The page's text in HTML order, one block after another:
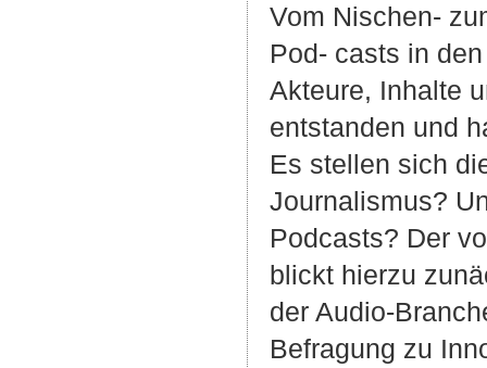
Vom Nischen-
Pod- casts in
Akteure, Inhalte
entstanden und
Es stellen sich
Journalismus?
Podcasts? Der
blickt hierzu
der Audio-
Befragung zu